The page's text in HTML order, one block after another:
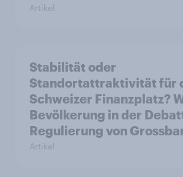
Artikel
Stabilität oder
Standortattraktivität für
Schweizer Finanzplatz?
Bevölkerung in der
Regulierung von
Artikel